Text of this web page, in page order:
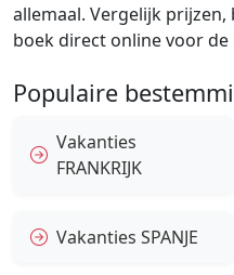
allemaal. Vergelijk
boek direct online voor de
Populaire
Vakanties
FRANKRIJK
Vakanties SPANJE